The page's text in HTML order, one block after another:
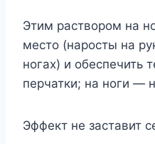
Этим раствором на
место (наросты на
ногах) и обеспечить
перчатки; на ноги —
Эффект не заставит